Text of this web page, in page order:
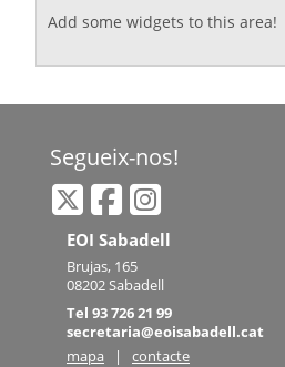
Add some widgets to this area!
Segueix-nos!
EOI Sabadell
Brujas, 165
08202 Sabadell
Tel 93 726 21 99
secretaria@eoisabadell.cat
mapa
| contacte